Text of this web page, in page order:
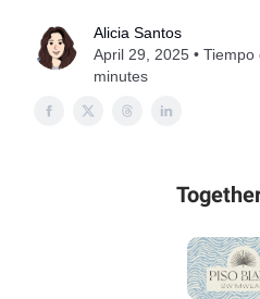
Alicia Santos
April 29, 2025 •
minutes